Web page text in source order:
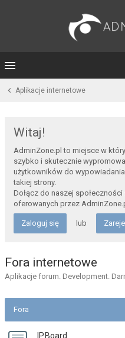
Aplikacje internetowe
Witaj!
AdminZone.pl to miejsce w
szybko i skutecznie
użytkowników do
takiej strony.
Dołącz do naszej społeczności
oferowanych przez
Zaloguj się lub
Fora internetowe
Aplikacje forum. Development.
Fora
IP.Board